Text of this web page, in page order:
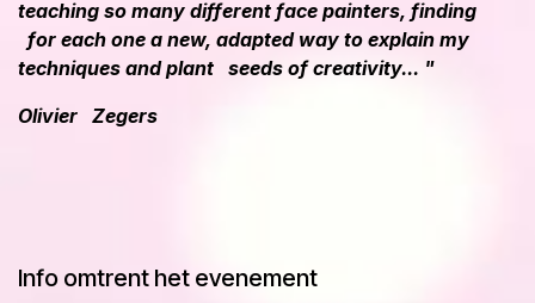
teaching so many different face painters, finding
for each one a new, adapted way to explain my
techniques and plant seeds of creativity... "
Olivier Zegers
Info omtrent het evenement